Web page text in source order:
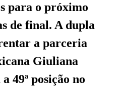
para o próximo
de final. A dupla
a parceria
Giuliana
49ª posição no